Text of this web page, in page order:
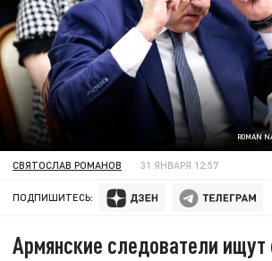
ROMAN
СВЯТОСЛАВ РОМАНОВ 31 ЯНВАРЯ 12:57
ПОДПИШИТЕСЬ:
Армянские следователи ищут